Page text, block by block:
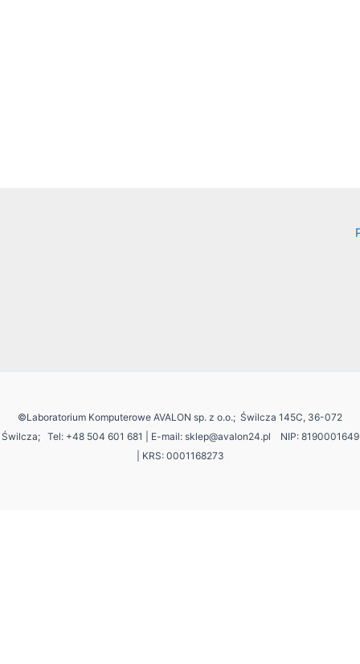
©Laboratorium Komputerowe AVALON sp. z o.o.; Świlcza 145C, 36-072
Świlcza; Tel: +48 504 601 681 | E-mail: sklep@avalon24.pl NIP: 8190001649
| KRS: 0001168273